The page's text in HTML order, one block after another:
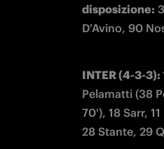
disposizione:
D'Avino, 90
INTER (4-3-3):
Pelamatti (38
70'), 18 Sarr,
28 Stante, 29